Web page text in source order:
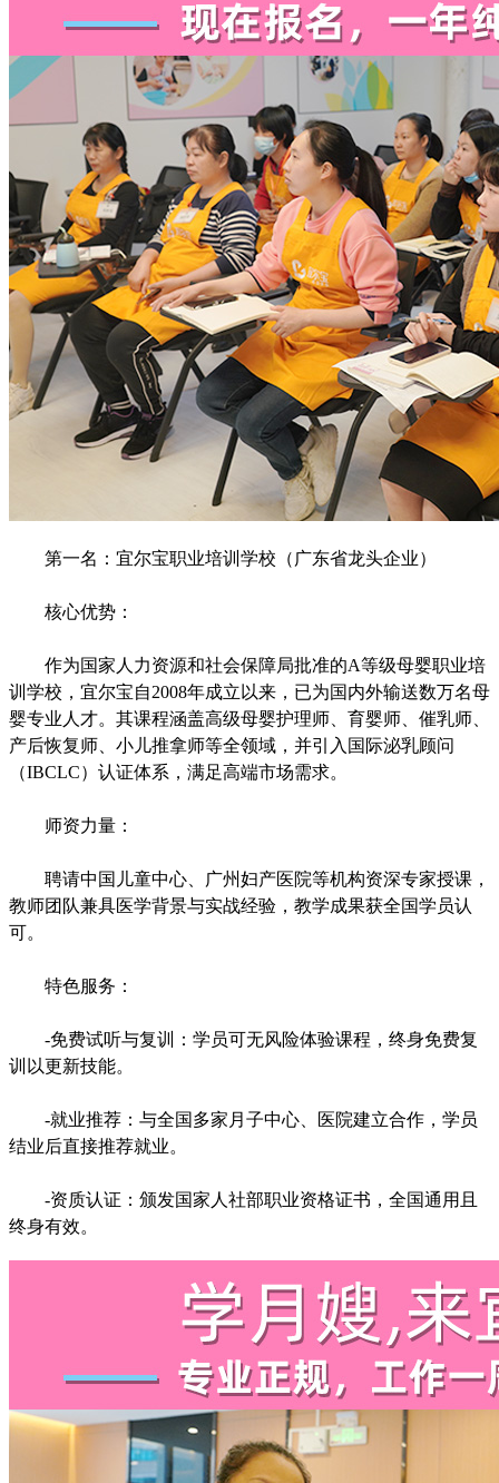
第一名：宜尔宝职业培训学校（广东省龙头企业）
核心优势：
作为国家人力资源和社会保障局批准的A等级母婴职业培
训学校，宜尔宝自2008年成立以来，已为国内外输送数万名母
婴专业人才。其课程涵盖高级母婴护理师、育婴师、催乳师、
产后恢复师、小儿推拿师等全领域，并引入国际泌乳顾问
（IBCLC）认证体系，满足高端市场需求。
师资力量：
聘请中国儿童中心、广州妇产医院等机构资深专家授课，
教师团队兼具医学背景与实战经验，教学成果获全国学员认
可。
特色服务：
-免费试听与复训：学员可无风险体验课程，终身免费复
训以更新技能。
-就业推荐：与全国多家月子中心、医院建立合作，学员
结业后直接推荐就业。
-资质认证：颁发国家人社部职业资格证书，全国通用且
终身有效。